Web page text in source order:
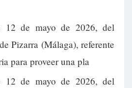
12 de mayo de 2026, del
Pizarra (Málaga), referente
para proveer una pla
12 de mayo de 2026, del